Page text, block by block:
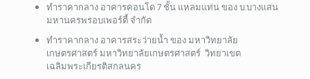
ทำราคากลาง อาคารคอนโด 7 ชั้น แหลมแท่น ของ บ.บางแสน
มหานครพรอบเพอร์ตี้ จำกัด
ทำราคากลาง อาคารสระว่ายน้ำ ของ มหาวิทยาลัย
เกษตรศาสตร์ มหาวิทยาลัยเกษตรศาสตร์ วิทยาเขต
เฉลิมพระเกียรติสกลนคร